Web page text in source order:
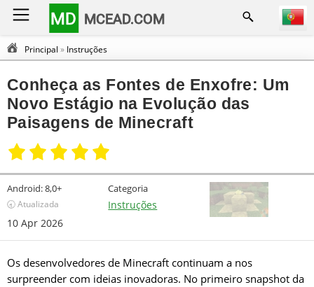
MD MCEAD.COM
Principal » Instruções
Conheça as Fontes de Enxofre: Um
Novo Estágio na Evolução das
Paisagens de Minecraft
Android:8,0+
🕣 Atualizada
10 Apr 2026
Categoria
Instruções
Os desenvolvedores de Minecraft continuam a nos
surpreender com ideias inovadoras. No primeiro snapshot da